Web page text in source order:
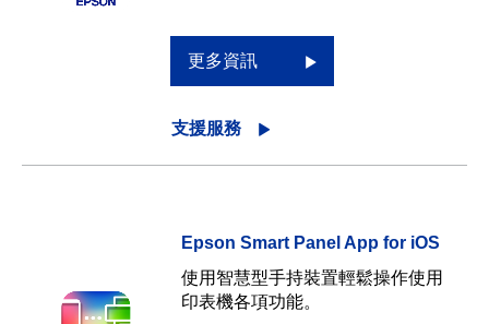
更多資訊
支援服務
Epson Smart Panel App for iOS
使用智慧型手持裝置輕鬆操作使用
印表機各項功能。